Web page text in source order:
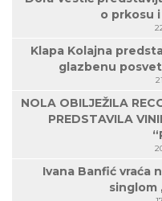
o prkosu
Klapa Kolajna
glazbenu
NOLA OBILJEŽILA
PREDSTAVILA
Ivana Banfić vraća
singlom